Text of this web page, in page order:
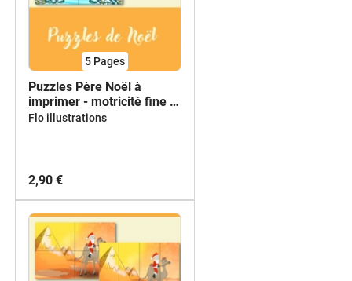
5 Pages
Puzzles Père Noël à
imprimer - motricité fine -
hiver - Tous niveaux
Flo illustrations
2,90 €